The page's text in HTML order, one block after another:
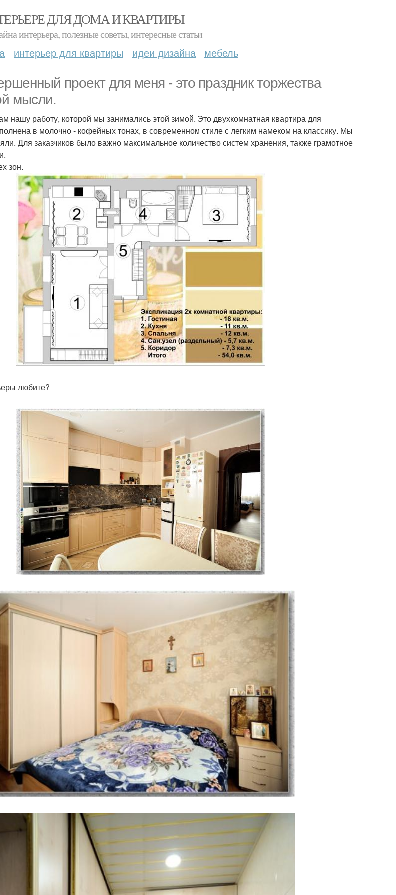
ДЛЯ ДОМА И КВАРТИРЫ
интерьера, полезные советы, интересные статьи
интерьер для квартиры идеи дизайна мебель
проект для меня - это праздник торжества
мысли.
нашу работу, которой мы занимались этой зимой. Это двухкомнатная квартира для
в молочно - кофейных тонах, в современном стиле с легким намеком на классику. Мы
Для заказчиков было важно максимальное количество систем хранения, также грамотное
зон.
любите?